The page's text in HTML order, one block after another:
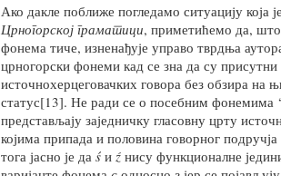
Ако дакле поближе погледамо ситуацију која
Црногорској граматици, приметићемо да, што
фонема тиче, изненађује управо тврдња
црногорски фонеми кад се зна да су
источнохерцеговачких говора без обзира на
статус[13]. Не ради се о посебним фонемима
представљају заједничку гласовну црту
којима припада и половина говорног
тога јасно је да ś и ź нису функционалне